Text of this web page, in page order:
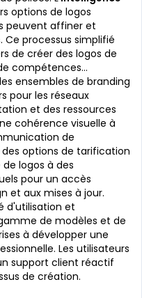
options de logos
peuvent affiner et
Ce processus simplifié
de créer des logos de
compétences
ensembles de branding
pour les réseaux
et des ressources
cohérence visuelle à
de
options de tarification
logos à des
pour un accès
et aux mises à jour.
d'utilisation et
de modèles et de
à développer une
Les utilisateurs
support client réactif
de création.